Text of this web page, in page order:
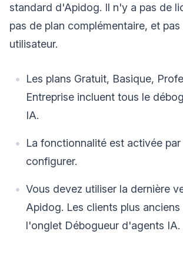
standard d'Apidog. Il n'y a pas de
pas de plan complémentaire, et
utilisateur.
Les plans Gratuit, Basique,
Entreprise incluent tous le
IA.
La fonctionnalité est activée
configurer.
Vous devez utiliser la dernière
Apidog. Les clients plus
l'onglet Débogueur d'agents IA.